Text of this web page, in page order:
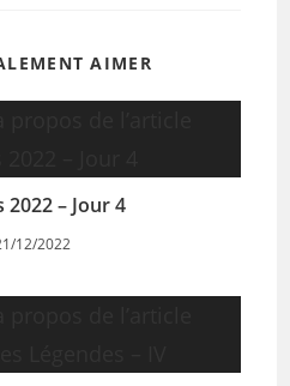
AIMER
– Jour 4
12/2022